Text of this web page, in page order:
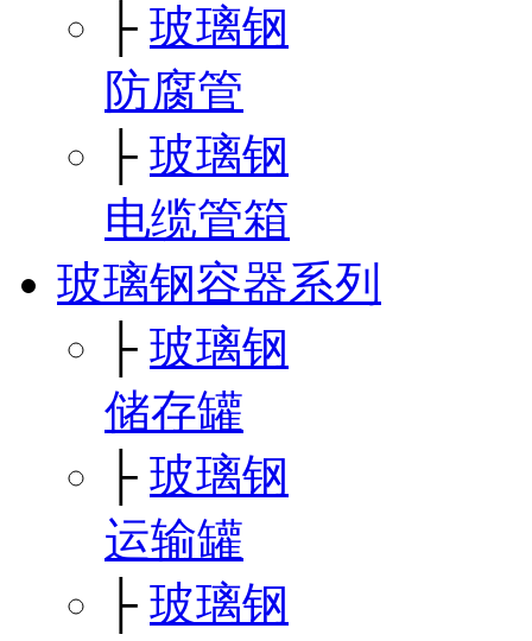
├ 玻璃钢
防腐管
├ 玻璃钢
电缆管箱
玻璃钢容器系列
├ 玻璃钢
储存罐
├ 玻璃钢
运输罐
├ 玻璃钢